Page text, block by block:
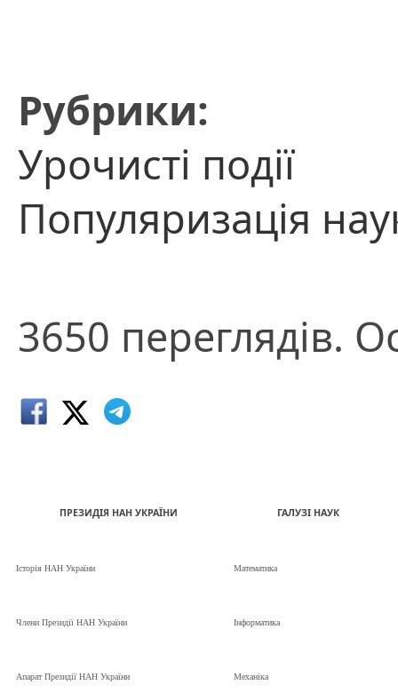
Рубрики:
Урочисті події
Популяризація
3650 переглядів.
ПРЕЗИДІЯ НАН УКРАЇНИ
Історія НАН України
Члени Президії НАН України
Апарат Президії НАН України
ГАЛУЗІ НАУК
Математика
Інформатика
Механіка